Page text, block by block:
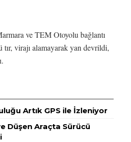
ve TEM Otoyolu bağlantı
virajı alamayarak yan devrildi,
Artık GPS ile İzleniyor
Düşen Araçta Sürücü